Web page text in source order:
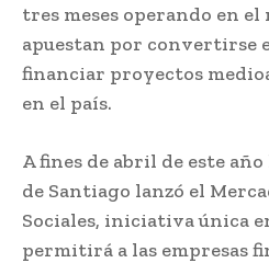
tres meses operando en el
apuestan por convertirse
financiar proyectos
en el país.
A fines de abril de este
de Santiago lanzó el
Sociales, iniciativa única
permitirá a las empresas